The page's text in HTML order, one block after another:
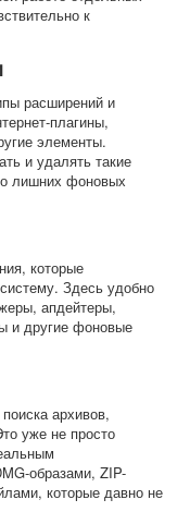
к
расширений и
плагины,
элементы.
и удалять такие
лишних фоновых
которые
Здесь удобно
апдейтеры,
и другие фоновые
архивов,
уже не просто
образами, ZIP-
которые давно не